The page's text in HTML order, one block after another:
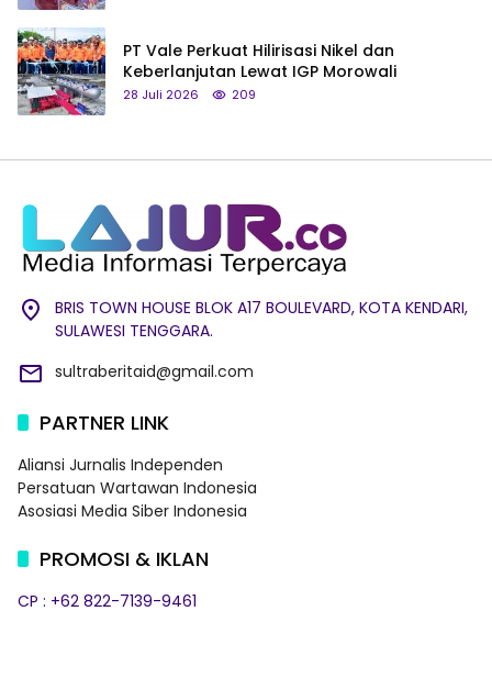
PT Vale Perkuat Hilirisasi Nikel dan
Keberlanjutan Lewat IGP Morowali
28 Juli 2026 209
BRIS TOWN HOUSE BLOK A17 BOULEVARD, KOTA KENDARI,
SULAWESI TENGGARA.
sultraberitaid@gmail.com
PARTNER LINK
Aliansi Jurnalis Independen
Persatuan Wartawan Indonesia
Asosiasi Media Siber Indonesia
PROMOSI & IKLAN
CP : +62 822-7139-9461